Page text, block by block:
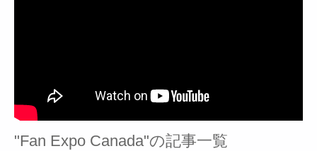
"Fan Expo Canada"の記事一覧